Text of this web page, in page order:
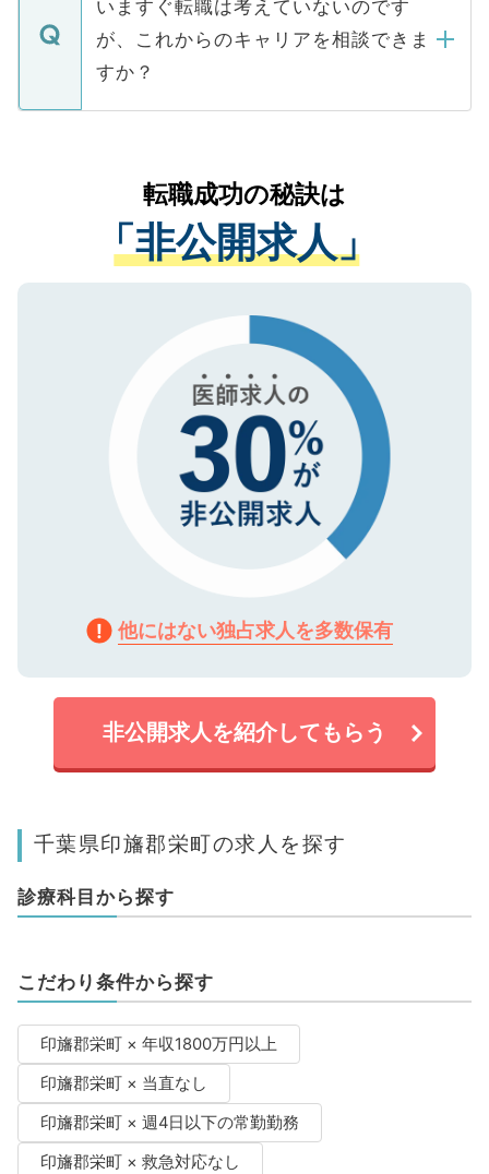
に、医療機関が求める条件に合った人材の
みを人材紹介会社に依頼するケースが増え
ています。
などで収集したご登録者様の個人情報は、
ご本人のキャリアアップおよび転職活動の
支援を目的に使用いたします。お預かりし
ているすべての個人データはご本人の許可
は、個人情報の取り扱いについての厳密な
管理基準を満たした事業者のみに付与され
る、プライバシーマークを取得済みです。
で、機密保持に関してもご安心ください。
いますぐ転職は考えていないのです
が、これからのキャリアを相談できま
すか？
かがいして、現在の医療機関の状況や紹介
経験をまじえながら、適切なアドバイスを
させていただきます。すぐにご転職をされ
ない方には、長期的なサポートが可能です
ので、まずはご登録ください。
転職成功の秘訣は
「非公開求人」
他にはない独占求人を多数保有
非公開求人を紹介してもらう
千葉県印旛郡栄町の求人を探す
診療科目から探す
こだわり条件から探す
印旛郡栄町 × 年収1800万円以上
印旛郡栄町 × 当直なし
印旛郡栄町 × 週4日以下の常勤勤務
印旛郡栄町 × 救急対応なし